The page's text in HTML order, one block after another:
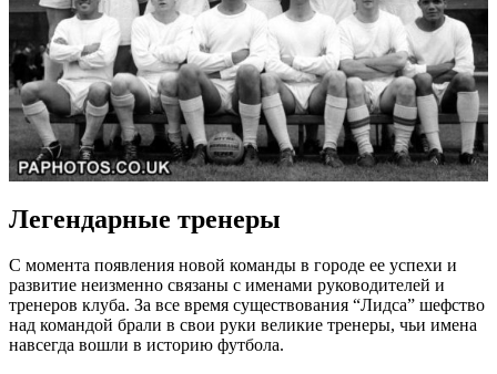
Легендарные тренеры
С момента появления новой команды в городе ее успехи и
развитие неизменно связаны с именами руководителей и
тренеров клуба. За все время существования “Лидса” шефство
над командой брали в свои руки великие тренеры, чьи имена
навсегда вошли в историю футбола.